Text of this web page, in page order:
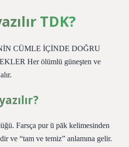
TDK?
CÜMLE İÇİNDE DOĞRU
Her ölümlü güneşten ve
Farsça pur ū pāk kelimesinden
ve “tam ve temiz” anlamına gelir.